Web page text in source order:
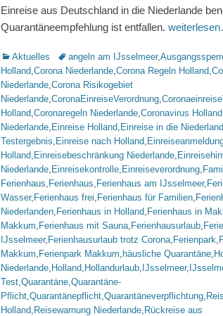
Einreise aus Deutschland in die Niederlande
Quarantäneempfehlung ist entfallen.
Kategorien
Aktuelles Schlagworte
angeln am IJsselmeer,
Holland,Corona Niederlande,Corona Regeln Holland,
Niederlande,Corona Risikogebiet
Niederlande,CoronaEinreiseVerordnung,
Holland,Coronaregeln Niederlande,Coronavirus Holland
Niederlande, Einreise Holland, Einreise in die
Testergebnis, Einreise nach Holland,
Holland, Einreisebeschränkung Niederlande,
Niederlande, Einreisekontrolle, Einreiseverordnung,
Ferienhaus, Ferienhaus, Ferienhaus am IJsselmeer,
Wasser, Ferienhaus frei, Ferienhaus für Familien,
Niederlanden, Ferienhaus in Holland, Ferienhaus in
Makkum, Ferienhaus mit Sauna, Ferienhausurlaub,
IJsselmeer, Ferienhausurlaub trotz Corona, Ferienpark,
Makkum, Ferienpark Makkum, häusliche Quarantäne,
Niederlande, Holland, Hollandurlaub, IJsselmeer,
Test,Quarantäne,Quarantäne-
Pflicht,Quarantänepflicht,Quarantäneverpflichtung,
Holland, Reisewarnung Niederlande, Rückreise aus